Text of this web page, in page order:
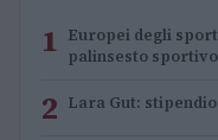
1 Europei degli
palinsesto
2 Lara Gut: